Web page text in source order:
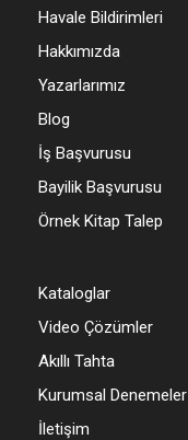
Havale Bildirimleri
Hakkımızda
Yazarlarımız
Blog
İş Başvurusu
Bayilik Başvurusu
Örnek Kitap Talep
Kataloglar
Video Çözümler
Akıllı Tahta
Kurumsal Denemeler
İletişim